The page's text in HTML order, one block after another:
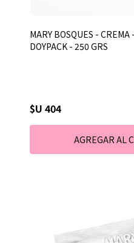
MARY BOSQUES -
DOYPACK - 250 GRS
$U 404